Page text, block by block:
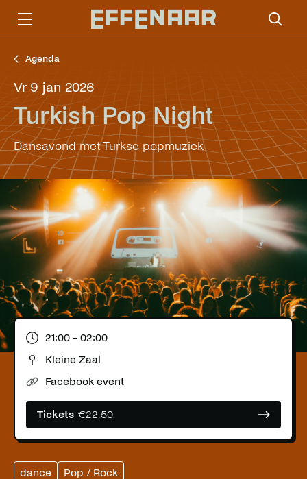
Agenda
vr 9 jan 2026
Turkish Pop Night
Dansavond met Turkse popmuziek
21:00 - 02:00
Kleine Zaal
Facebook event
Tickets €22.50
dance Pop / Rock